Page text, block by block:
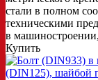
стали в полном
техническими
в
Купить